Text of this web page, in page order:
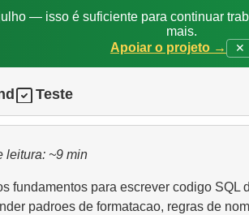
— isso é suficiente para continuar
mais.
Apoiar o projeto →
✕
Teste
leitura: ~9 min
fundamentos para escrever codigo SQL
padroes de formatacao, regras de